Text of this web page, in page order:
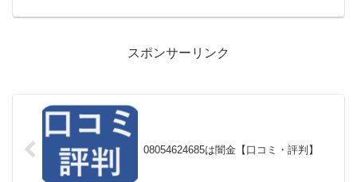
スポンサーリンク
08054624685は闇金【口コミ・評判】